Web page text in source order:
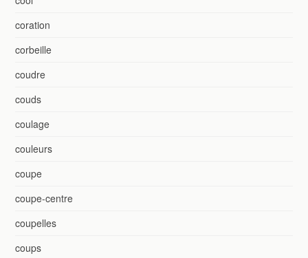
coration
corbeille
coudre
couds
coulage
couleurs
coupe
coupe-centre
coupelles
coups